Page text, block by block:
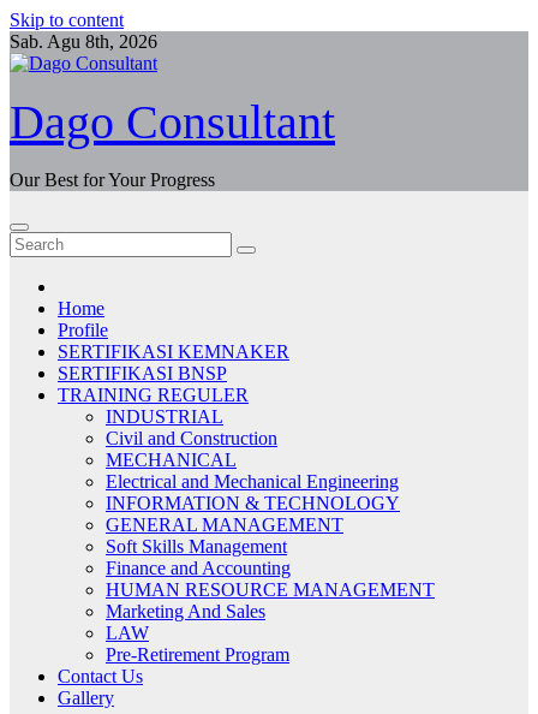
Skip to content
Sab. Agu 8th, 2026
Dago Consultant
Our Best for Your Progress
Home
Profile
SERTIFIKASI KEMNAKER
SERTIFIKASI BNSP
TRAINING REGULER
INDUSTRIAL
Civil and Construction
MECHANICAL
Electrical and Mechanical Engineering
INFORMATION & TECHNOLOGY
GENERAL MANAGEMENT
Soft Skills Management
Finance and Accounting
HUMAN RESOURCE MANAGEMENT
Marketing And Sales
LAW
Pre-Retirement Program
Contact Us
Gallery